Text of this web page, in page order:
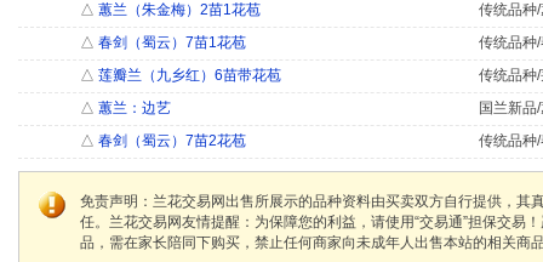
△ 蕙兰（朱金梅）2苗1花苞
传统品种
△ 春剑（蜀云）7苗1花苞
传统品种
△ 莲瓣兰（九乡红）6苗带花苞
传统品种
△ 蕙兰：边艺
国兰新品
△ 春剑（蜀云）7苗2花苞 传统品种
免责声明：兰花交易网出售所展示的品种资料由买卖双方自行提供，
任。兰花交易网友情提醒：为保障您的利益，请使用“交易通”担保交
品，需在家长陪同下购买，禁止任何商家向未成年人出售本站的相关商